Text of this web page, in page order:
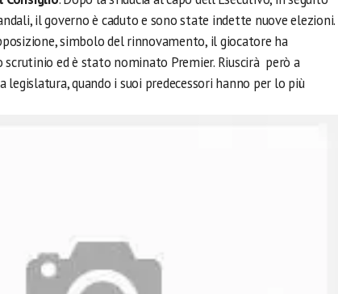
il governo è caduto e sono state indette nuove elezioni.
simbolo del rinnovamento, il giocatore ha
ed è stato nominato Premier. Riuscirà però a
quando i suoi predecessori hanno per lo più